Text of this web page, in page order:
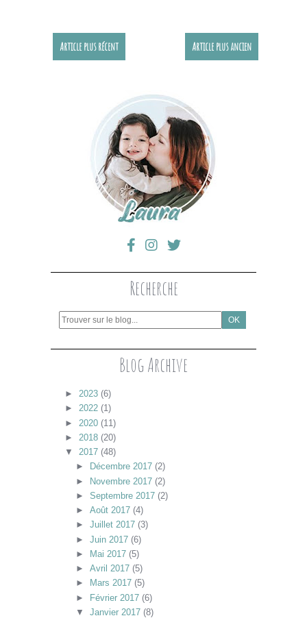
Article plus récent Article plus ancien
Recherche
Blog Archive
► 2023 (6)
► 2022 (1)
► 2020 (11)
► 2018 (20)
▼
2017 (48)
►
Décembre 2017 (2)
► Novembre 2017 (2)
► Septembre 2017 (2)
► Août 2017 (4)
► Juillet 2017 (3)
► Juin 2017 (6)
►
Mai 2017 (5)
► Avril 2017 (5)
►
Mars 2017 (5)
► Février 2017 (6)
▼
Janvier 2017 (8)